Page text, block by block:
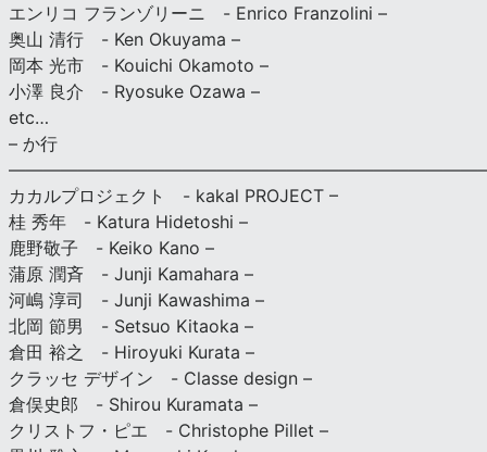
エンリコ フランゾリーニ - Enrico Franzolini –
奥山 清行 - Ken Okuyama –
岡本 光市 - Kouichi Okamoto –
小澤 良介 - Ryosuke Ozawa –
etc…
– か行
カカルプロジェクト - kakal PROJECT –
桂 秀年 - Katura Hidetoshi –
鹿野敬子 - Keiko Kano –
蒲原 潤斉 - Junji Kamahara –
河嶋 淳司 - Junji Kawashima –
北岡 節男 - Setsuo Kitaoka –
倉田 裕之 - Hiroyuki Kurata –
クラッセ デザイン - Classe design –
倉俣史郎 - Shirou Kuramata –
クリストフ・ピエ - Christophe Pillet –